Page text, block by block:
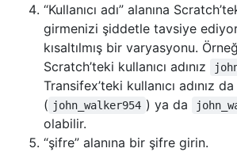
“Kullanıcı adı” alanına
girmenizi şiddetle tavsiye
kısaltılmış bir varyasyonu.
Scratch’teki kullanıcı adınız
Transifex’teki kullanıcı adınız da
( john_walker954 ) ya da
olabilir.
“şifre” alanına bir şifre girin.